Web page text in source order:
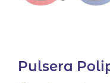
Pulsera